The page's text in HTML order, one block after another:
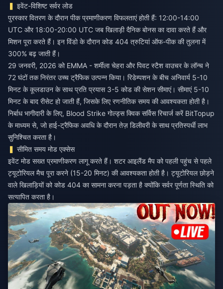
इवेंट-विशिष्ट सर्वर लोड
पुरस्कार वितरण के दौरान पीक प्रमाणीकरण विफलताएं होती हैं: 12:00-14:00
UTC और 18:00-20:00 UTC जब खिलाड़ी दैनिक बोनस का दावा करते हैं और
मिशन पूरा करते हैं। इन विंडो के दौरान कोड 404 त्रुटियां ऑफ-पीक की तुलना में
300% बढ़ जाती हैं।
29 जनवरी, 2026 को EMMA - शर्मीला चेहरा और पिवट स्टैश वाउचर के लॉन्च ने
72 घंटों तक निरंतर उच्च ट्रैफिक उत्पन्न किया। रिडेम्पशन के बीच अनिवार्य 5-10
मिनट के कूलडाउन के साथ प्रति प्रयास 3-5 कोड की सेशन सीमाएं। सीमाएं 5-10
मिनट के बाद रीसेट हो जाती हैं, जिसके लिए रणनीतिक समय की आवश्यकता होती है।
निर्बाध भागीदारी के लिए, Blood Strike गोल्ड्स क्विक सर्विस रिचार्ज करेंBitTopup
के माध्यम से, जो हाई-ट्रैफिक अवधि के दौरान तेज़ डिलीवरी के साथ प्रतिस्पर्धी लाभ
सुनिश्चित करता है।
सीमित समय मोड एक्सेस
इवेंट मोड सख्त प्रमाणीकरण लागू करते हैं। शटर आइलैंड मैप को पहली पहुंच से पहले
ट्यूटोरियल मैच पूरा करने (15-20 मिनट) की आवश्यकता होती है। ट्यूटोरियल छोड़ने
वाले खिलाड़ियों को कोड 404 का सामना करना पड़ता है क्योंकि सर्वर पूर्णता स्थिति को
सत्यापित करता है।